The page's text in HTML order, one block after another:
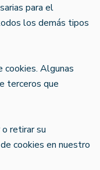
para el
los demás tipos
cookies. Algunas
terceros que
retirar su
cookies en nuestro